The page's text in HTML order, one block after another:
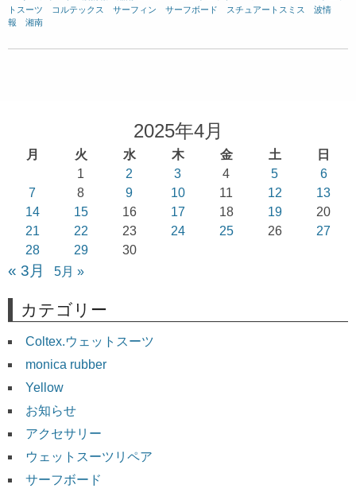
トスーツ
コルテックス サーフィン サーフボード スチュアートスミス
波情
報 湘南
2025年4月
月 火 水 木 金 土
日
1
2 3 4 5
6
7
8 9 10 11 12
13
14
15 16 17 18 19
20
21
22 23 24 25 26
27
28
29 30
« 3月 5月 »
カテゴリー
Coltex.ウェットスーツ
monica rubber
Yellow
お知らせ
アクセサリー
ウェットスーツリペア
サーフボード